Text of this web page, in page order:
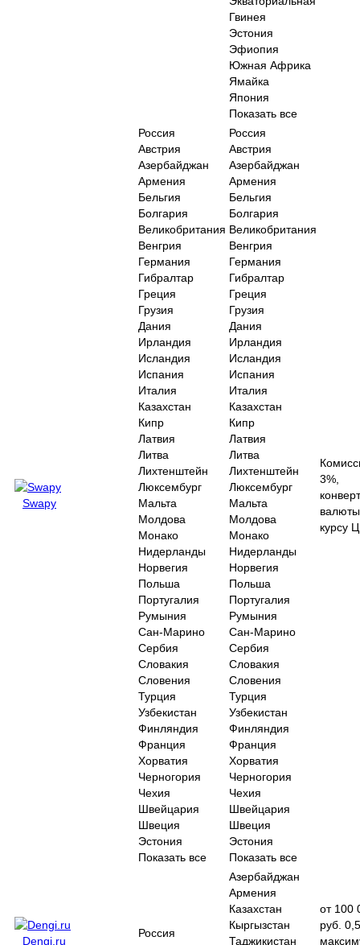
Гвинея
Эстония
Эфиопия
Южная Африка
Ямайка
Япония
Показать все
Swapy
Россия
Австрия
Азербайджан
Армения
Бельгия
Болгария
Великобритания
Венгрия
Германия
Гибралтар
Греция
Грузия
Дания
Ирландия
Исландия
Испания
Италия
Казахстан
Кипр
Латвия
Литва
Лихтенштейн
Люксембург
Мальта
Молдова
Монако
Нидерланды
Норвегия
Польша
Португалия
Румыния
Сан-Марино
Сербия
Словакия
Словения
Турция
Узбекистан
Финляндия
Франция
Хорватия
Черногория
Чехия
Швейцария
Швеция
Эстония
Показать все
Россия
Австрия
Азербайджан
Армения
Бельгия
Болгария
Великобритания
Венгрия
Германия
Гибралтар
Греция
Грузия
Дания
Ирландия
Исландия
Испания
Италия
Казахстан
Кипр
Латвия
Литва
Лихтенштейн
Люксембург
Мальта
Молдова
Монако
Нидерланды
Норвегия
Польша
Португалия
Румыния
Сан-Марино
Сербия
Словакия
Словения
Турция
Узбекистан
Финляндия
Франция
Хорватия
Черногория
Чехия
Швейцария
Швеция
Эстония
Показать все
3%,
курсу
Dengi.ru
Россия
Азербайджан
Армения
Казахстан
Кыргызстан
Таджикистан
от 100
руб.